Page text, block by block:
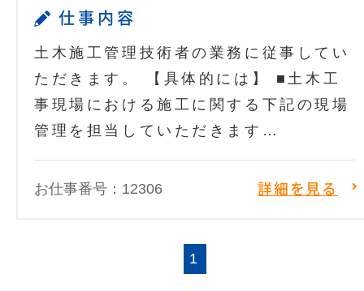
仕事内容
土木施工管理技術者の業務に従事してい
ただきます。 【具体的には】 ■土木工
事現場における施工に関する下記の現場
管理を担当していただきます…
お仕事番号：12306 詳細を見る
1